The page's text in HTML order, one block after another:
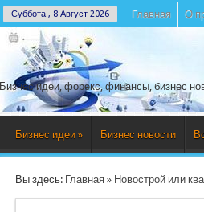
Суббота , 8 Август 2026 Главная О
Бизнес идеи, форекс, финансы, бизнес
Бизнес идеи » Бизнес новости
Вы здесь: Главная» Новострой или